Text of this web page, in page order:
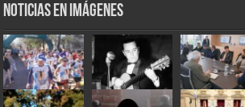
Noticias en Imágenes